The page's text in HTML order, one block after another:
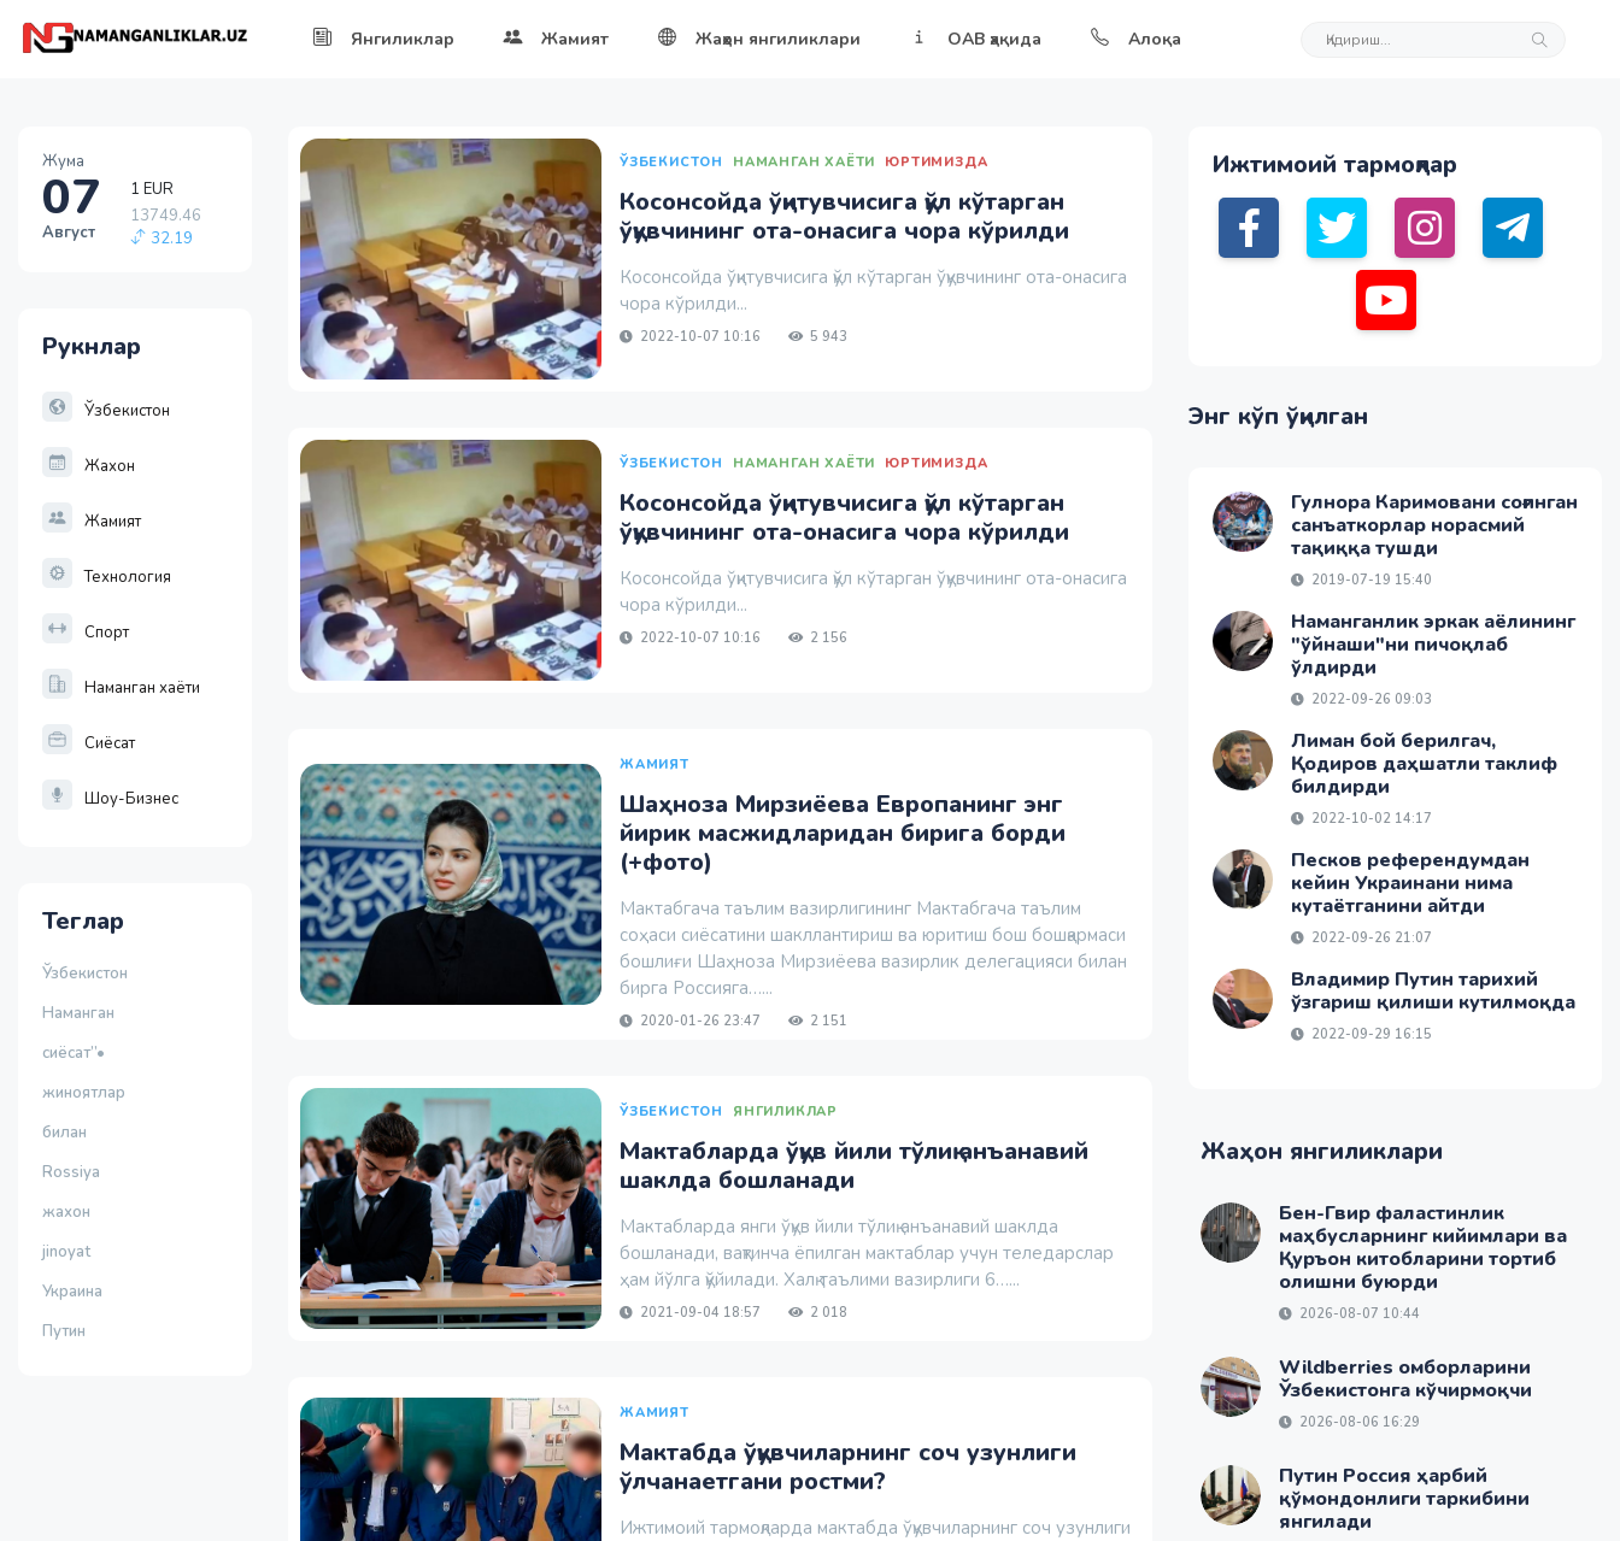
Янгиликлар Жамият Жаҳон янгиликлари ОАВ ҳақида Алоқа
Жума
07
Август
32.19
1 RUB
146.19
1 EUR
32.19
Рукнлар
Ўзбекистон
Жахон
Жамият
Технология
Спорт
Наманган хаёти
Сиёсат
Шоу-Бизнес
Теглар
Ўзбекистон
Наманган
сиёсат”•
жиноятлар
билан
Rossiya
жахон
jinoyat
Украина
Путин
ЎЗБЕКИСТОН НАМАНГАН ХАЁТИ ЮРТИМИЗДА
Косонсойда ўқитувчисига қўл кўтарган
ўқувчининг ота-онасига чора кўрилди
Косонсойда ўқитувчисига қўл кўтарган ўқувчининг ота-онасига
чора кўрилди...
2022-10-07 10:16 5 943
ЎЗБЕКИСТОН НАМАНГАН ХАЁТИ ЮРТИМИЗДА
Косонсойда ўқитувчисига қўл кўтарган
ўқувчининг ота-онасига чора кўрилди
Косонсойда ўқитувчисига қўл кўтарган ўқувчининг ота-онасига
чора кўрилди...
2022-10-07 10:16 2 156
ЖАМИЯТ
Шаҳноза Мирзиёева Европанинг энг
йирик масжидларидан бирига борди
(+фото)
Мактабгача таълим вазирлигининг Мактабгача таълим
соҳаси сиёсатини шакллантириш ва юритиш бош бошқармаси
бошлиғи Шаҳноза Мирзиёева вазирлик делегацияси билан
бирга Россияга…...
2020-01-26 23:47 2 151
ЎЗБЕКИСТОН ЯНГИЛИКЛАР
Мактабларда ўқув йили тўлиқ анъанавий
шаклда бошланади
Мактабларда янги ўқув йили тўлиқ анъанавий шаклда
бошланади, вақтинча ёпилган мактаблар учун теледарслар
ҳам йўлга қўйилади. Халқ таълими вазирлиги 6…...
2021-09-04 18:57 2 018
ЖАМИЯТ
Мактабда ўқувчиларнинг соч узунлиги
ўлчанаетгани ростми?
Ижтимоий тармоқларда мактабда ўқувчиларнинг соч узунлиги
Ижтимоий тармоқлар
Энг кўп ўқилган
Гулнора Каримовани соғинган
санъаткорлар норасмий
тақиққа тушди
2019-07-19 15:40
Наманганлик эркак аёлининг
"ўйнаши"ни пичоқлаб
ўлдирди
2022-09-26 09:03
Лиман бой берилгач,
Қодиров даҳшатли таклиф
билдирди
2022-10-02 14:17
Песков референдумдан
кейин Украинани нима
кутаётганини айтди
2022-09-26 21:07
Владимир Путин тарихий
ўзгариш қилиши кутилмоқда
2022-09-29 16:15
Жаҳон янгиликлари
Бен-Гвир фаластинлик
маҳбусларнинг кийимлари ва
Қуръон китобларини тортиб
олишни буюрди
2026-08-07 10:44
Wildberries омборларини
Ўзбекистонга кўчирмоқчи
2026-08-06 16:29
Путин Россия ҳарбий
қўмондонлиги таркибини
янгилади